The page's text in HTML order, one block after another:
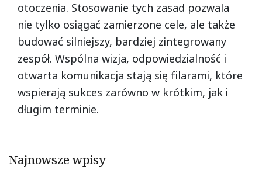
otoczenia. Stosowanie tych zasad pozwala
nie tylko osiągać zamierzone cele, ale także
budować silniejszy, bardziej zintegrowany
zespół. Wspólna wizja, odpowiedzialność i
otwarta komunikacja stają się filarami, które
wspierają sukces zarówno w krótkim, jak i
długim terminie.
Najnowsze wpisy